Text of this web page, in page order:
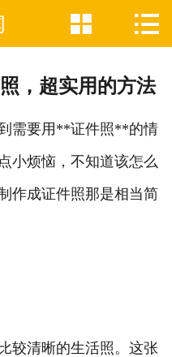
网站首页
联系我们
 
，超实用的方法
需要用**证件照**的情
小烦恼，不知道该怎么
作成证件照那是相当简
较清晰的生活照。这张